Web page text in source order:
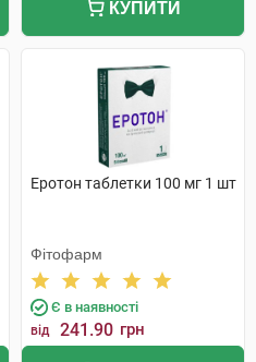
КУПИТИ
Еротон таблетки 100 мг 1 шт
Фітофарм
Є в наявності
від 241.90 грн